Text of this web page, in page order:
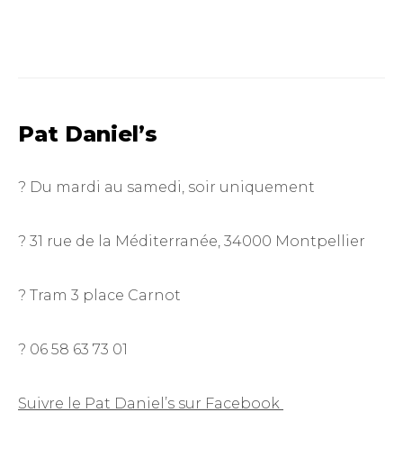
Pat Daniel’s
? Du mardi au samedi, soir uniquement
? 31 rue de la Méditerranée, 34000 Montpellier
? Tram 3 place Carnot
? 06 58 63 73 01
Suivre le Pat Daniel’s sur Facebook